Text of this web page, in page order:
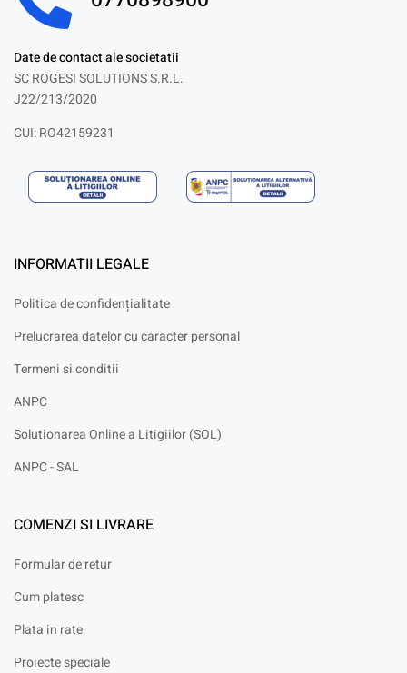
Date de contact ale societatii
SC ROGESI SOLUTIONS S.R.L.
J22/213/2020
CUI: RO42159231
INFORMATII LEGALE
Politica de confidențialitate
Prelucrarea datelor cu caracter personal
Termeni si conditii
ANPC
Solutionarea Online a Litigiilor (SOL)
ANPC - SAL
COMENZI SI LIVRARE
Formular de retur
Cum platesc
Plata in rate
Proiecte speciale